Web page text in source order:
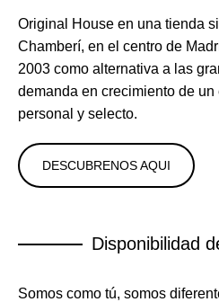
Original House en una tienda
Chamberí, en el centro de
2003 como alternativa a las
demanda en crecimiento de
personal y selecto.
DESCUBRENOS AQUI
Disponibilidad
Somos como tú, somos